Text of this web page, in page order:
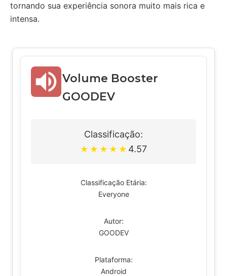
tornando sua experiência sonora muito mais rica e
intensa.
Volume Booster
GOODEV
Classificação:
★ ★ ★ ★ ★ 4.57
Classificação Etária:
Everyone
Autor:
GOODEV
Plataforma:
Android